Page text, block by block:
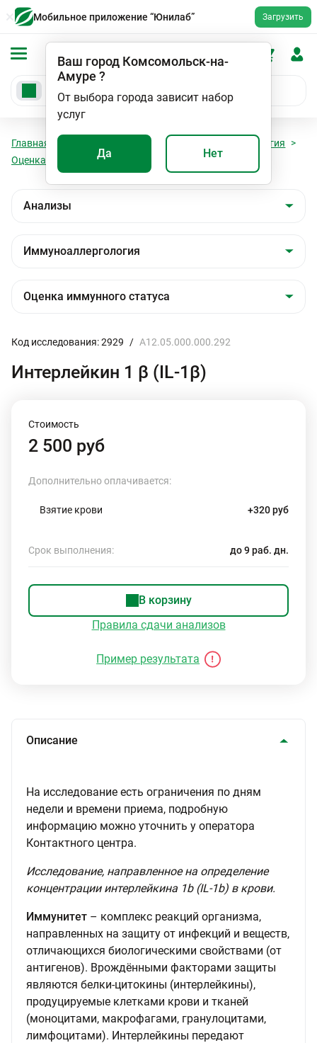
Мобильное приложение “Юнилаб” Загрузить
Ваш город Комсомольск-на-
Амуре ?
От выбора города зависит набор
услуг
Да Нет
Главная Анализы
Иммуноаллергология
Оценка иммунного статуса
Интерлейкин 1 β (IL-1β)
Код исследования: 2929 / A12.05.000.000.292
Интерлейкин 1 β (IL-1β)
Стоимость
2 500 руб
Дополнительно оплачивается:
Взятие крови +320 руб
Срок выполнения: до 9 раб. дн.
В корзину
Правила сдачи анализов
Пример результата
Описание
На исследование есть ограничения по дням
недели и времени приема, подробную
информацию можно уточнить у оператора
Контактного центра.
Исследование, направленное на определение
концентрации интерлейкина 1b (IL-1b) в крови.
Иммунитет – комплекс реакций организма,
направленных на защиту от инфекций и веществ,
отличающихся биологическими свойствами (от
антигенов). Врождёнными факторами защиты
являются белки-цитокины (интерлейкины),
продуцируемые клетками крови и тканей
(моноцитами, макрофагами, гранулоцитами,
лимфоцитами). Интерлейкины передают